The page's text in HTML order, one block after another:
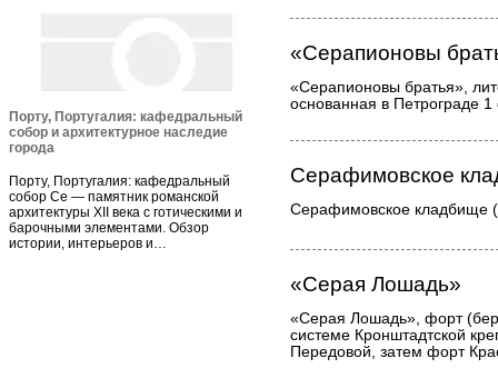
Порту, Португалия: кафедральный
собор и архитектурное наследие
города
Порту, Португалия: кафедральный
собор Се — памятник романской
архитектуры XII века с готическими и
барочными элементами. Обзор
истории, интерьеров и…
«Серапионовы
«Серапионовы братья»,
основанная в Петрограде
Серафимовское
Серафимовское кладбище
«Серая Лошадь»
«Серая Лошадь», форт
системе Кронштадтской
Передовой, затем форт